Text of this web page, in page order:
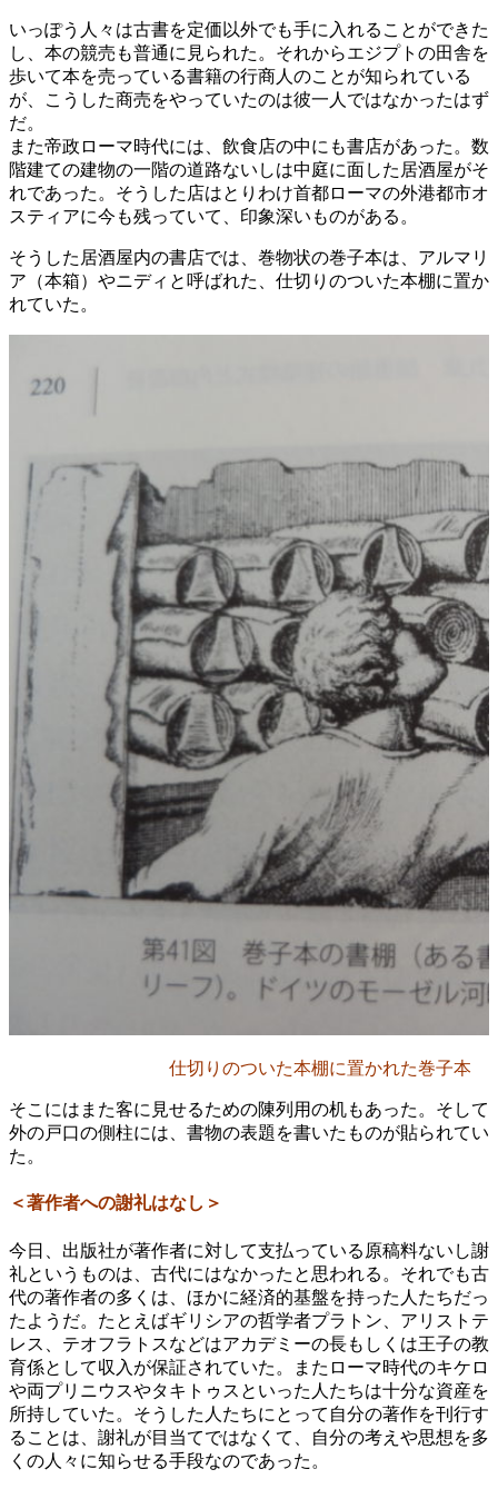
いっぽう人々は古書を定価以外でも手に入れることができた
し、本の競売も普通に見られた。それからエジプトの田舎を
歩いて本を売っている書籍の行商人のことが知られている
が、こうした商売をやっていたのは彼一人ではなかったはず
だ。
また帝政ローマ時代には、飲食店の中にも書店があった。数
階建ての建物の一階の道路ないしは中庭に面した居酒屋がそ
れであった。そうした店はとりわけ首都ローマの外港都市オ
スティアに今も残っていて、印象深いものがある。
そうした居酒屋内の書店では、巻物状の巻子本は、アルマリ
ア（本箱）やニディと呼ばれた、仕切りのついた本棚に置か
れていた。
仕切りのついた本棚に置かれた巻子本
そこにはまた客に見せるための陳列用の机もあった。そして
外の戸口の側柱には、書物の表題を書いたものが貼られてい
た。
＜著作者への謝礼はなし＞
今日、出版社が著作者に対して支払っている原稿料ないし謝
礼というものは、古代にはなかったと思われる。それでも古
代の著作者の多くは、ほかに経済的基盤を持った人たちだっ
たようだ。たとえばギリシアの哲学者プラトン、アリストテ
レス、テオフラトスなどはアカデミーの長もしくは王子の教
育係として収入が保証されていた。またローマ時代のキケロ
や両プリニウスやタキトゥスといった人たちは十分な資産を
所持していた。そうした人たちにとって自分の著作を刊行す
ることは、謝礼が目当てではなくて、自分の考えや思想を多
くの人々に知らせる手段なのであった。